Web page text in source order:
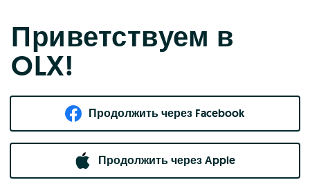
Приветствуем в
OLX!
Продолжить через Facebook
Продолжить через Apple